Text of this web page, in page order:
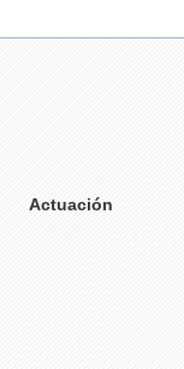
Actuación